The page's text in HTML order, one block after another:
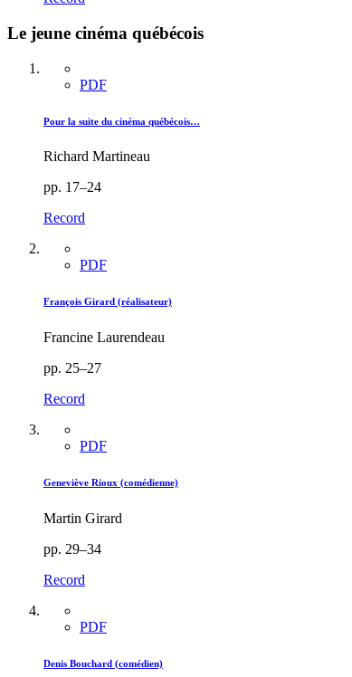
Le jeune cinéma québécois
PDF
Pour la suite du cinéma québécois…
Richard Martineau
pp. 17–24
Record
PDF
François Girard (réalisateur)
Francine Laurendeau
pp. 25–27
Record
PDF
Geneviève Rioux (comédienne)
Martin Girard
pp. 29–34
Record
PDF
Denis Bouchard (comédien)